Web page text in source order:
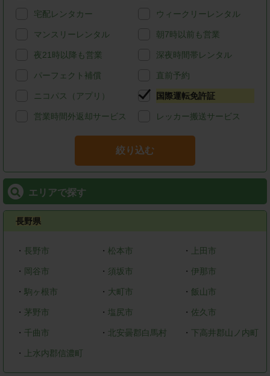
宅配レンタカー ウィークリーレンタル
マンスリーレンタル 朝7時以前も営業
夜21時以降も営業 深夜時間帯レンタル
パーフェクト補償 直前予約
ニコパス（アプリ） 国際運転免許証
営業時間外返却サービス レッカー搬送サービス
絞り込む
エリアで探す
長野県
・ 長野市 ・ 松本市 ・ 上田市
・ 岡谷市 ・ 須坂市 ・ 伊那市
・ 駒ヶ根市 ・ 大町市 ・ 飯山市
・ 茅野市 ・ 塩尻市 ・ 佐久市
・ 千曲市 ・ 北安曇郡白馬村 ・ 下高井郡山ノ内町
・ 上水内郡信濃町